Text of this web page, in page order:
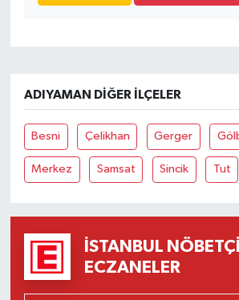
ADIYAMAN DIĞER İLÇELER
Besni Çelikhan Gerger
Merkez Samsat Sincik Tut
İSTANBUL NÖBETÇI
ECZANELER